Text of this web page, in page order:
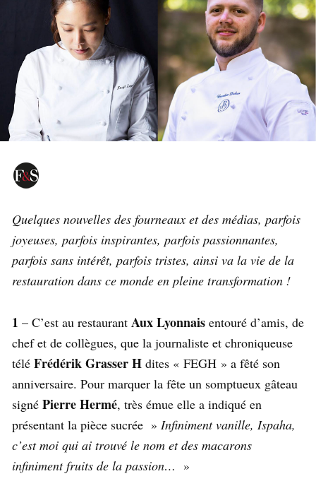
Quelques nouvelles des fourneaux et des médias, parfois
joyeuses, parfois inspirantes, parfois passionnantes,
parfois sans intérêt, parfois tristes, ainsi va la vie de la
restauration dans ce monde en pleine transformation !
1 – C’est au restaurant Aux Lyonnais entouré d’amis, de
chef et de collègues, que la journaliste et chroniqueuse
télé Frédérik Grasser H dites « FEGH » a fêté son
anniversaire. Pour marquer la fête un somptueux gâteau
signé Pierre Hermé, très émue elle a indiqué en
présentant la pièce sucrée » Infiniment vanille, Ispaha,
c’est moi qui ai trouvé le nom et des macarons
infiniment fruits de la passion… »